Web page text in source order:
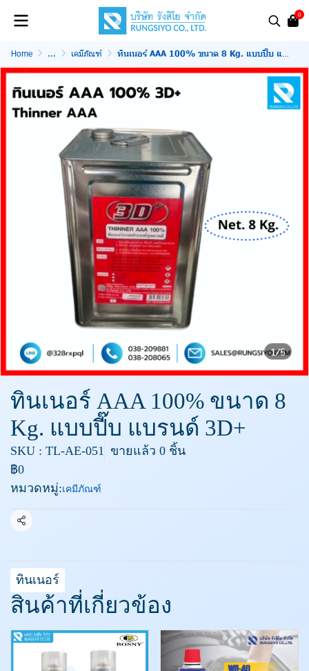
0
Home ... เคมีภัณฑ์ ทินเนอร์ AAA 100% ขนาด 8 Kg. แบบปี๊บ แบรนด์ 3D+
1/5
ทินเนอร์ AAA 100% ขนาด 8
Kg. แบบปี๊บ แบรนด์ 3D+
SKU : TL-AE-051 ขายแล้ว 0 ชิ้น
฿0
หมวดหมู่:เคมีภัณฑ์
แชร์
ทินเนอร์
สินค้าที่เกี่ยวข้อง